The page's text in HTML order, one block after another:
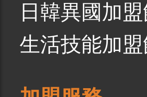
日韓異國加
生活技能加盟